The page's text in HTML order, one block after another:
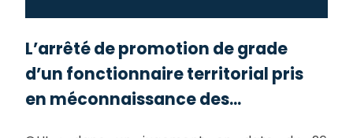
L’arrêté de promotion de grade
d’un fonctionnaire territorial pris
en méconnaissance des...